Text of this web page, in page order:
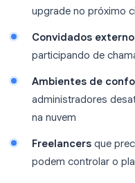
upgrade no próximo
Convidados
participando de
Ambientes de
administradores
na nuvem
Freelancers que
podem controlar o